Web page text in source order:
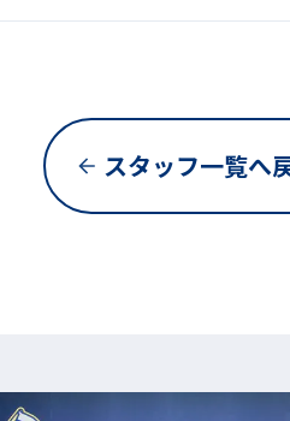
スタッフ一覧へ